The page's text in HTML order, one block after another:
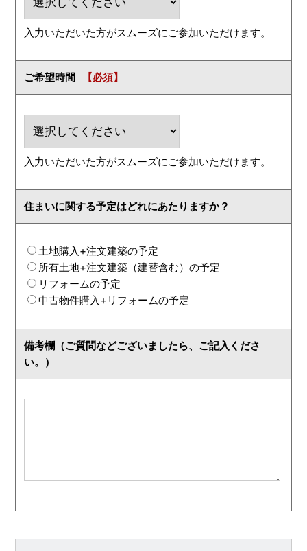
入力いただいた方がスムーズにご参加いただけます。
ご希望時間
入力いただいた方がスムーズにご参加いただけます。
住まいに関する予定はどれにあたりますか？
土地購入+注文建築の予定
所有土地+注文建築（建替含む）の予定
リフォームの予定
中古物件購入+リフォームの予定
備考欄（ご質問などございましたら、ご記入くださ
い。）